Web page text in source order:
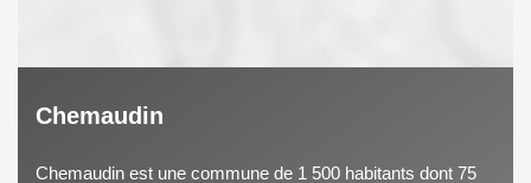
Chemaudin
Chemaudin est une commune de 1 500 habitants dont 75